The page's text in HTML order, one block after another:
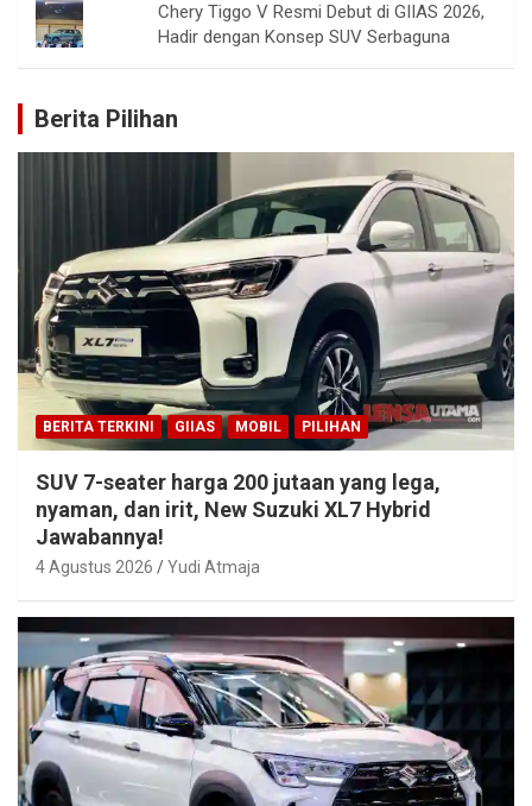
Chery Tiggo V Resmi Debut di GIIAS 2026,
Hadir dengan Konsep SUV Serbaguna
Berita Pilihan
BERITA TERKINI GIIAS MOBIL PILIHAN
SUV 7-seater harga 200 jutaan yang lega,
nyaman, dan irit, New Suzuki XL7 Hybrid
Jawabannya!
4 Agustus 2026 Yudi Atmaja